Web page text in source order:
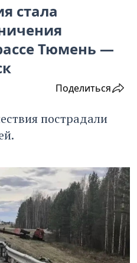
стала
Тюмень —
Поделиться
пострадали